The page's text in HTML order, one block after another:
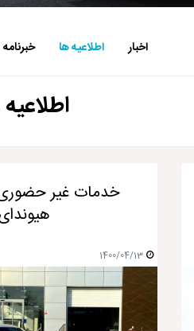
اخبار اطلاعیه ها خبرنامه
خدمات غیر
1400/04/13